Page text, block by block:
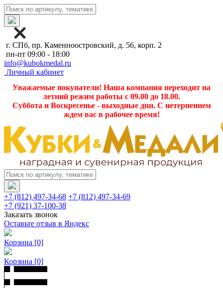
г. СПб, пр. Каменноостровский, д. 56, корп. 2
пн-пт 09:00 - 18:00
info@kubokmedal.ru
Личный кабинет
Уважаемые покупатели! Наша компания переходит на
летний режим работы с 09.00 до 18.00.
Суббота и Воскресенье - выходные дни. С нетерпением
ждем вас в рабочее время!
+7 (812) 497-34-68 +7 (812) 497-34-69
+7 (921) 37-100-38
Заказать звонок
Оставьте отзыв в Яндекс
Корзина [0]
Корзина [0]